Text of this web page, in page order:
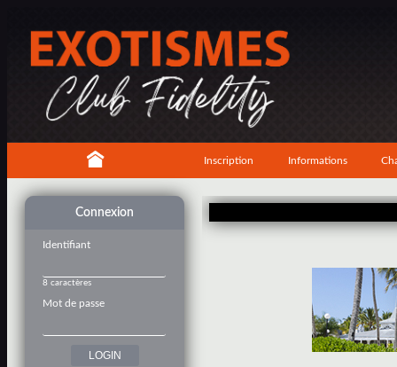
Inscription Informations
Connexion
Identifiant
8 caractères
Mot de passe